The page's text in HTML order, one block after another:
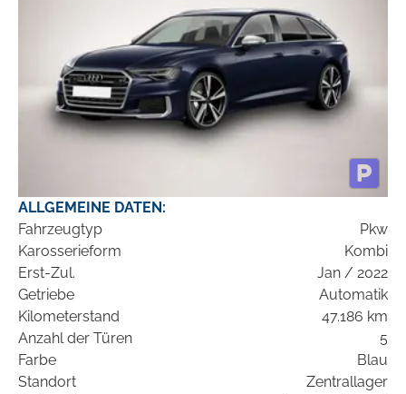
ALLGEMEINE DATEN:
Fahrzeugtyp
Pkw
Karosserieform
Kombi
Erst-Zul.
Jan / 2022
Getriebe
Automatik
Kilometerstand
47.186 km
Anzahl der Türen
5
Farbe
Blau
Standort
Zentrallager